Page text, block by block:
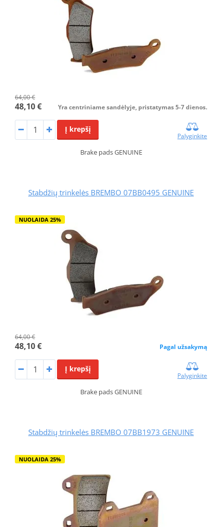
64,00 €
48,10 € Yra centriniame sandėlyje, pristatymas 5-7 dienos.
Į krepšį
Palyginkite
Brake pads GENUINE
Stabdžių trinkelės BREMBO 07BB0495 GENUINE
NUOLAIDA 25%
64,00 €
48,10 € Pagal užsakymą
Į krepšį
Palyginkite
Brake pads GENUINE
Stabdžių trinkelės BREMBO 07BB1973 GENUINE
NUOLAIDA 25%